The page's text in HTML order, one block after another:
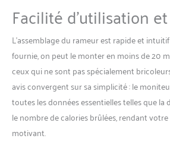
jusqu'à 158
jusqu'à 1,93
APP avec
LCD
des
la distance,
total et les
suivre votre
Facilité d’utilisation
L’assemblage du rameur est rapide et
fournie, on peut le monter en moins de 20
ceux qui ne sont pas spécialement
avis convergent sur sa simplicité : le
toutes les données essentielles telles que
le nombre de calories brûlées, rendant
motivant.